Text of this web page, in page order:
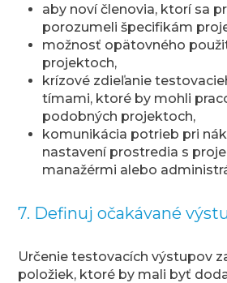
aby noví členovia, ktorí sa
porozumeli špecifikám
možnosť opätovného
projektoch,
krízové zdieľanie
tímami, ktoré by mohli
podobných projektoch,
komunikácia potrieb pri
nastavení prostredia s
manažérmi alebo
7. Definuj očakávané
Určenie testovacích výstupov
položiek, ktoré by mali byť